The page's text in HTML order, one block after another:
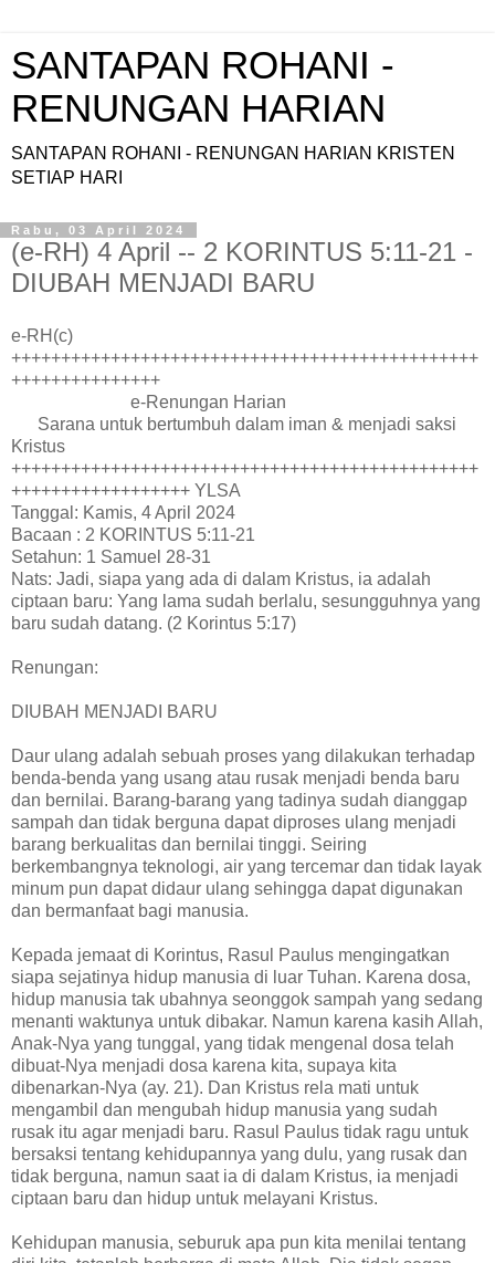
SANTAPAN ROHANI -
RENUNGAN HARIAN
SANTAPAN ROHANI - RENUNGAN HARIAN KRISTEN
SETIAP HARI
Rabu, 03 April 2024
(e-RH) 4 April -- 2 KORINTUS 5:11-21 -
DIUBAH MENJADI BARU
e-RH(c)
+++++++++++++++++++++++++++++++++++++++++++++++
+++++++++++++++
e-Renungan Harian
Sarana untuk bertumbuh dalam iman & menjadi saksi
Kristus
+++++++++++++++++++++++++++++++++++++++++++++++
++++++++++++++++++ YLSA
Tanggal: Kamis, 4 April 2024
Bacaan : 2 KORINTUS 5:11-21
Setahun: 1 Samuel 28-31
Nats: Jadi, siapa yang ada di dalam Kristus, ia adalah
ciptaan baru: Yang lama sudah berlalu, sesungguhnya yang
baru sudah datang. (2 Korintus 5:17)
Renungan:
DIUBAH MENJADI BARU
Daur ulang adalah sebuah proses yang dilakukan terhadap
benda-benda yang usang atau rusak menjadi benda baru
dan bernilai. Barang-barang yang tadinya sudah dianggap
sampah dan tidak berguna dapat diproses ulang menjadi
barang berkualitas dan bernilai tinggi. Seiring
berkembangnya teknologi, air yang tercemar dan tidak layak
minum pun dapat didaur ulang sehingga dapat digunakan
dan bermanfaat bagi manusia.
Kepada jemaat di Korintus, Rasul Paulus mengingatkan
siapa sejatinya hidup manusia di luar Tuhan. Karena dosa,
hidup manusia tak ubahnya seonggok sampah yang sedang
menanti waktunya untuk dibakar. Namun karena kasih Allah,
Anak-Nya yang tunggal, yang tidak mengenal dosa telah
dibuat-Nya menjadi dosa karena kita, supaya kita
dibenarkan-Nya (ay. 21). Dan Kristus rela mati untuk
mengambil dan mengubah hidup manusia yang sudah
rusak itu agar menjadi baru. Rasul Paulus tidak ragu untuk
bersaksi tentang kehidupannya yang dulu, yang rusak dan
tidak berguna, namun saat ia di dalam Kristus, ia menjadi
ciptaan baru dan hidup untuk melayani Kristus.
Kehidupan manusia, seburuk apa pun kita menilai tentang